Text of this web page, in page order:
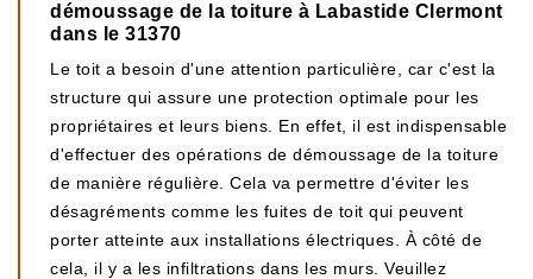
démoussage de la toiture à Labastide Clermont
dans le 31370
Le toit a besoin d'une attention particulière, car c'est la
structure qui assure une protection optimale pour les
propriétaires et leurs biens. En effet, il est indispensable
d'effectuer des opérations de démoussage de la toiture
de manière régulière. Cela va permettre d'éviter les
désagréments comme les fuites de toit qui peuvent
porter atteinte aux installations électriques. À côté de
cela, il y a les infiltrations dans les murs. Veuillez